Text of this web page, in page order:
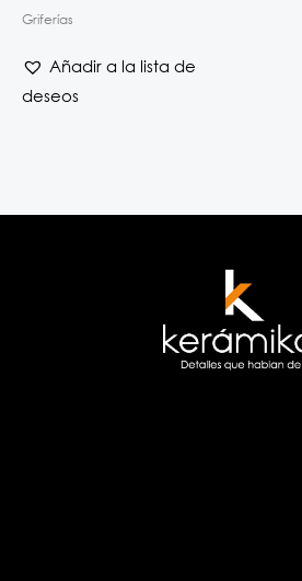
Griferías
Añadir a la lista de
deseos